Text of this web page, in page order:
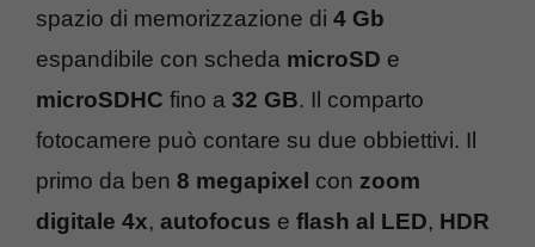
spazio di memorizzazione di 4 Gb
espandibile con scheda microSD e
microSDHC fino a 32 GB. Il comparto
fotocamere può contare su due obbiettivi. Il
primo da ben 8 megapixel con zoom
digitale 4x, autofocus e flash al LED, HDR